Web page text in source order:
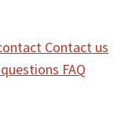
Contact us
FAQ